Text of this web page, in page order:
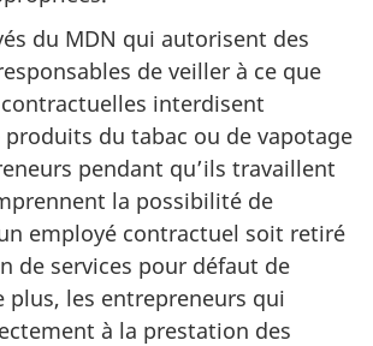
du MDN qui autorisent des
de veiller à ce que
interdisent
du tabac ou de vapotage
pendant qu’ils travaillent
la possibilité de
employé contractuel soit retiré
de services pour défaut de
plus, les entrepreneurs qui
à la prestation des